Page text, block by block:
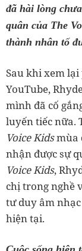
đã hài lòng
quân của The
thành nhân tố
Sau khi xem
YouTube,
mình đã cố
luyến tiếc nữa.
Voice Kidsmùa
nhận được sự
Voice Kids,
chị trong nghề
tư duy âm
hiện tại.